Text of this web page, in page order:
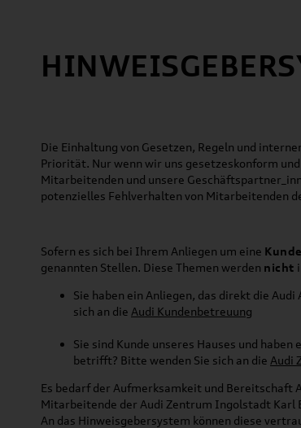
Die Einhaltung von Gesetzen, Regeln und
Priorität. Nur wenn wir uns gesetzeskonform
Mitarbeitenden und unsere
potenzielles Fehlverhalten von Mitarbeitenden
Sofern es sich bei Ihrem Anliegen um eine
genannten Stellen. Diese Themen werden nicht
Sie haben ein Anliegen, das direkt die
sich an die Audi Kundenbetreuung
Sie sind Kunde unseres Hauses und
betrifft? Bitte wenden Sie sich an die Audi
Es bedarf der Aufmerksamkeit und
Mitarbeitende der Audi Zentrum Ingolstadt Karl
An das Hinweisgebersystem können diese